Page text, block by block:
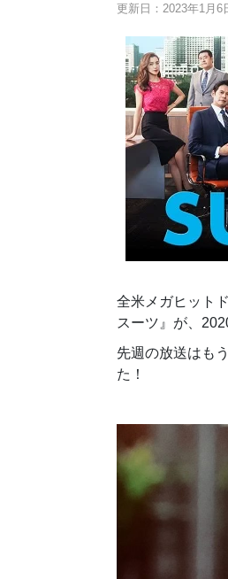
更新日：2023年1月6
全米メガヒット
スーツ』が、
先週の放送はも
た！